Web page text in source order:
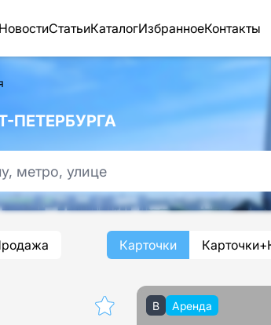
НовостиСтатьиКаталогИзбранноеКонтакты
Карточки
B Аренда